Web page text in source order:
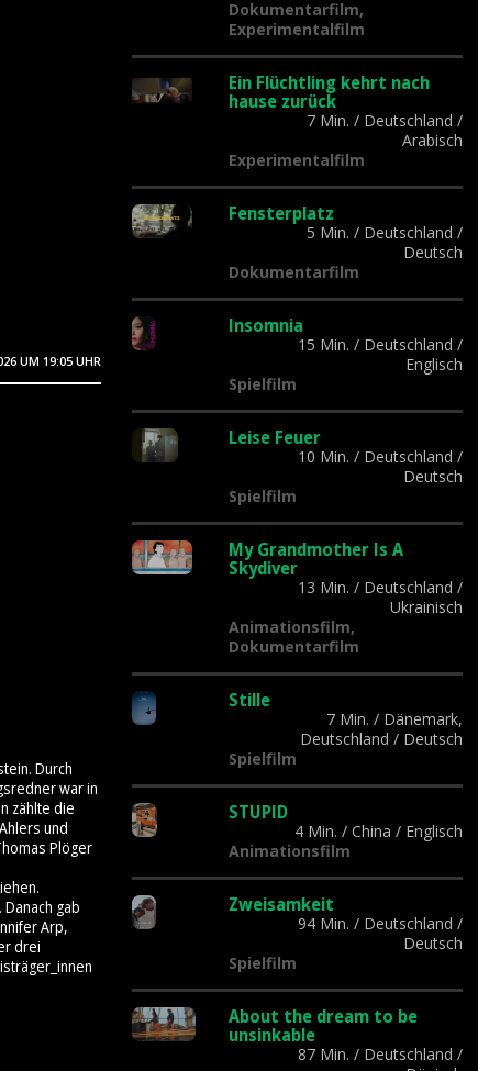
UM 19:05 UHR
Durch
war in
zählte die
und
Plöger
gab
Arp,
drei
Dokumentarfilm,
Experimentalfilm
Ein Flüchtling kehrt nach
hause zurück
7 Min. / Deutschland /
Arabisch
Experimentalfilm
Fensterplatz
5 Min. / Deutschland /
Deutsch
Dokumentarfilm
Insomnia
15 Min. / Deutschland /
Englisch
Spielfilm
Leise Feuer
10 Min. / Deutschland /
Deutsch
Spielfilm
My Grandmother Is A
Skydiver
13 Min. / Deutschland /
Ukrainisch
Animationsfilm,
Dokumentarfilm
Stille
7 Min. / Dänemark,
Deutschland / Deutsch
Spielfilm
STUPID
4 Min. / China / Englisch
Animationsfilm
Zweisamkeit
94 Min. / Deutschland /
Deutsch
Spielfilm
About the dream to be
unsinkable
87 Min. / Deutschland /